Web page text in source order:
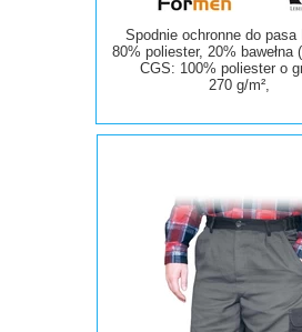
Spodnie ochronne do
80% poliester, 20%
CGS: 100% poliester o
270 g/m²,